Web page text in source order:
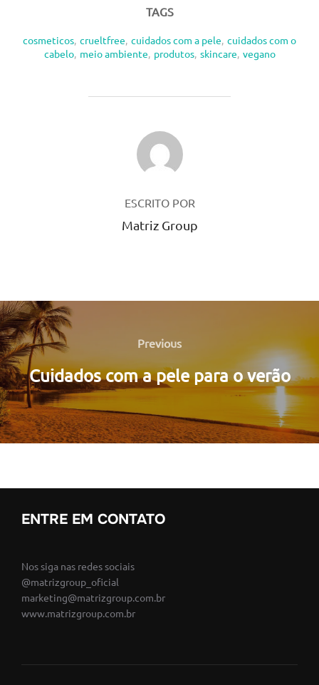
TAGS
cosmeticos, crueltfree, cuidados com a pele, cuidados com o
cabelo, meio ambiente, produtos, skincare, vegano
AUTOR DO POST
ESCRITO POR
Matriz Group
Navegação
de
Post
Previous
Previous
Cuidados com a pele para o verão
ENTRE EM CONTATO
Nos siga nas redes sociais
@matrizgroup_oficial
marketing@matrizgroup.com.br
www.matrizgroup.com.br